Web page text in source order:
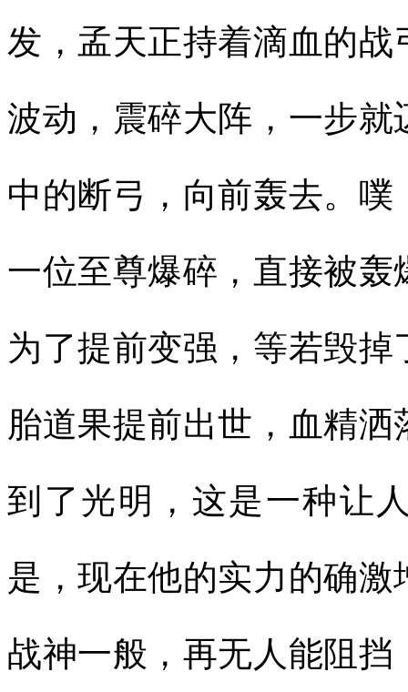
发，孟天正持着滴血的
波动，震碎大阵，一步
中的断弓，向前轰去。
一位至尊爆碎，直接被
为了提前变强，等若毁
胎道果提前出世，血精
到了光明，这是一种让
是，现在他的实力的确
战神一般，再无人能阻